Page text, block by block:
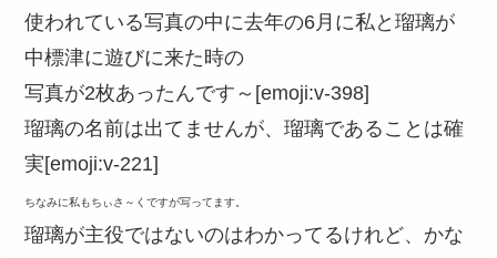
使われている写真の中に去年の6月に私と瑠璃が
中標津に遊びに来た時の
写真が2枚あったんです～[emoji:v-398]
瑠璃の名前は出てませんが、瑠璃であることは確
実[emoji:v-221]
ちなみに私もちぃさ～くですが写ってます。
瑠璃が主役ではないのはわかってるけれど、かな